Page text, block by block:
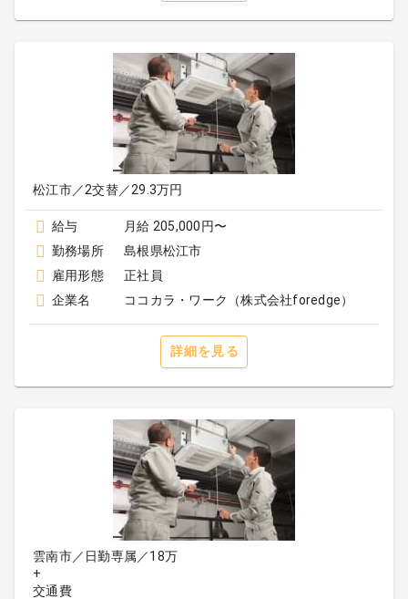
松江市／2交替／29.3万円
給与
月給 205,000円〜
勤務場所
島根県松江市
雇用形態
正社員
企業名
ココカラ・ワーク（株式会社foredge）
詳細を見る
雲南市／日勤専属／18万
+
交通費